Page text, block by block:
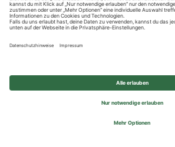
Privatsphäre-
© 2026 REWE Group - All